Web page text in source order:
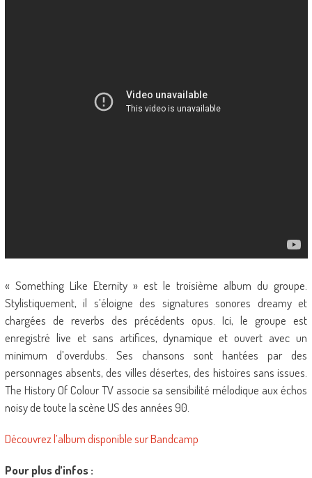
« Something Like Eternity » est le troisième album du groupe.
Stylistiquement, il s’éloigne des signatures sonores dreamy et
chargées de reverbs des précédents opus. Ici, le groupe est
enregistré live et sans artifices, dynamique et ouvert avec un
minimum d’overdubs. Ses chansons sont hantées par des
personnages absents, des villes désertes, des histoires sans issues.
The History Of Colour TV associe sa sensibilité mélodique aux échos
noisy de toute la scène US des années 90.
Découvrez l’album disponible sur Bandcamp
Pour plus d’infos :